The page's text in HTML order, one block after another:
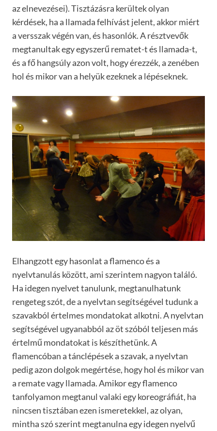
az elnevezései). Tisztázásra kerültek olyan
kérdések, ha a llamada felhívást jelent, akkor miért
a versszak végén van, és hasonlók. A résztvevők
megtanultak egy egyszerű rematet-t és llamada-t,
és a fő hangsúly azon volt, hogy érezzék, a zenében
hol és mikor van a helyük ezeknek a lépéseknek.
Elhangzott egy hasonlat a flamenco és a
nyelvtanulás között, ami szerintem nagyon találó.
Ha idegen nyelvet tanulunk, megtanulhatunk
rengeteg szót, de a nyelvtan segítségével tudunk a
szavakból értelmes mondatokat alkotni. A nyelvtan
segítségével ugyanabból az öt szóból teljesen más
értelmű mondatokat is készíthetünk. A
flamencóban a tánclépések a szavak, a nyelvtan
pedig azon dolgok megértése, hogy hol és mikor van
a remate vagy llamada. Amikor egy flamenco
tanfolyamon megtanul valaki egy koreográfiát, ha
nincsen tisztában ezen ismeretekkel, az olyan,
mintha szó szerint megtanulna egy idegen nyelvű